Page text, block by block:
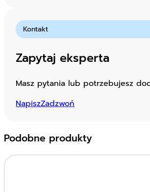
Kontakt
Zapytaj eksperta
Masz pytania lub potrzebujesz
NapiszZadzwoń
Podobne produkty